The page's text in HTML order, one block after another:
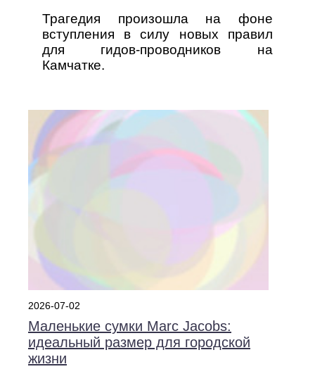
Трагедия произошла на фоне
вступления в силу новых правил
для гидов-проводников на
Камчатке.
2026-07-02
Маленькие сумки Marc Jacobs:
идеальный размер для городской
жизни